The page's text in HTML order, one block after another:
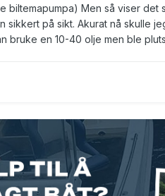
biltemapumpa) Men så viser det
sikkert på sikt. Akurat nå skulle
bruke en 10-40 olje men ble